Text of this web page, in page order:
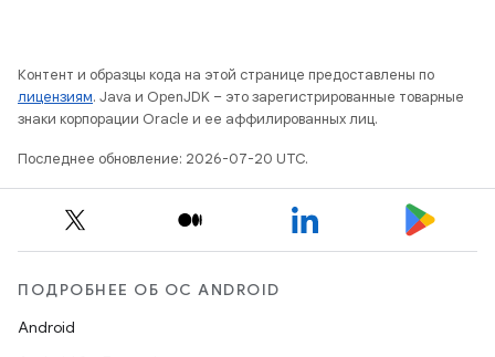
Контент и образцы кода на этой странице предоставлены по
лицензиям. Java и OpenJDK – это зарегистрированные товарные
знаки корпорации Oracle и ее аффилированных лиц.
Последнее обновление: 2026-07-20 UTC.
ПОДРОБНЕЕ ОБ ОС ANDROID
Android